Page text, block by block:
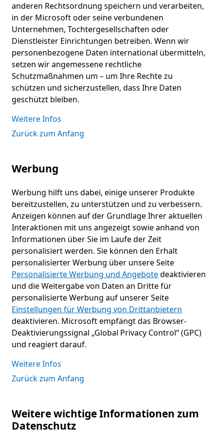
anderen Rechtsordnung speichern und verarbeiten,
in der Microsoft oder seine verbundenen
Unternehmen, Tochtergesellschaften oder
Dienstleister Einrichtungen betreiben. Wenn wir
personenbezogene Daten international übermitteln,
setzen wir angemessene rechtliche
Schutzmaßnahmen um – um Ihre Rechte zu
schützen und sicherzustellen, dass Ihre Daten
geschützt bleiben.
Weitere Infos
Zurück zum Anfang
Werbung
Werbung hilft uns dabei, einige unserer Produkte
bereitzustellen, zu unterstützen und zu verbessern.
Anzeigen können auf der Grundlage Ihrer aktuellen
Interaktionen mit uns angezeigt sowie anhand von
Informationen über Sie im Laufe der Zeit
personalisiert werden. Sie können den Erhalt
personalisierter Werbung über unsere Seite
Personalisierte Werbung und Angebotedeaktivieren
und die Weitergabe von Daten an Dritte für
personalisierte Werbung auf unserer Seite
Einstellungen für Werbung von Drittanbietern
deaktivieren. Microsoft empfängt das Browser-
Deaktivierungssignal „Global Privacy Control“ (GPC)
und reagiert darauf.
Weitere Infos
Zurück zum Anfang
Weitere wichtige Informationen zum
Datenschutz